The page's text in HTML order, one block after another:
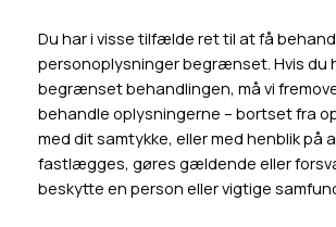
Du har i visse tilfælde ret til at få
personoplysninger begrænset. Hvis du
begrænset behandlingen, må vi
behandle oplysningerne – bortset fra
med dit samtykke, eller med henblik på
fastlægges, gøres gældende eller
beskytte en person eller vigtige